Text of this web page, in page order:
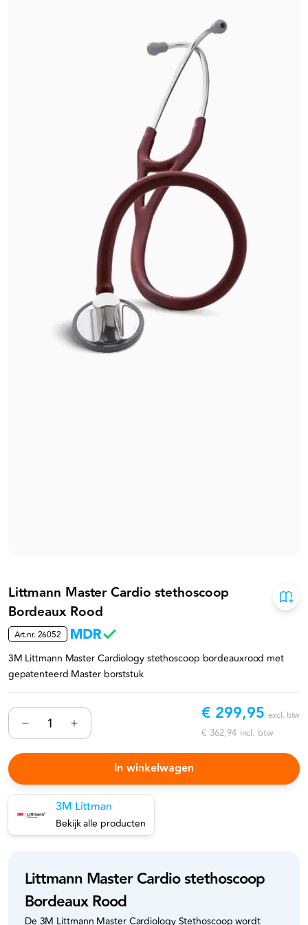
Littmann Master Cardio stethoscoop
Bordeaux Rood
Art.nr.26052
3M Littmann Master Cardiology stethoscoop bordeauxrood met
gepatenteerd Master borststuk
€ 299,95 excl. btw
€ 362,94 incl. btw
In winkelwagen
3M Littman
Bekijk alle producten
Littmann Master Cardio stethoscoop
Bordeaux Rood
De 3M Littmann Master Cardiology Stethoscoop wordt